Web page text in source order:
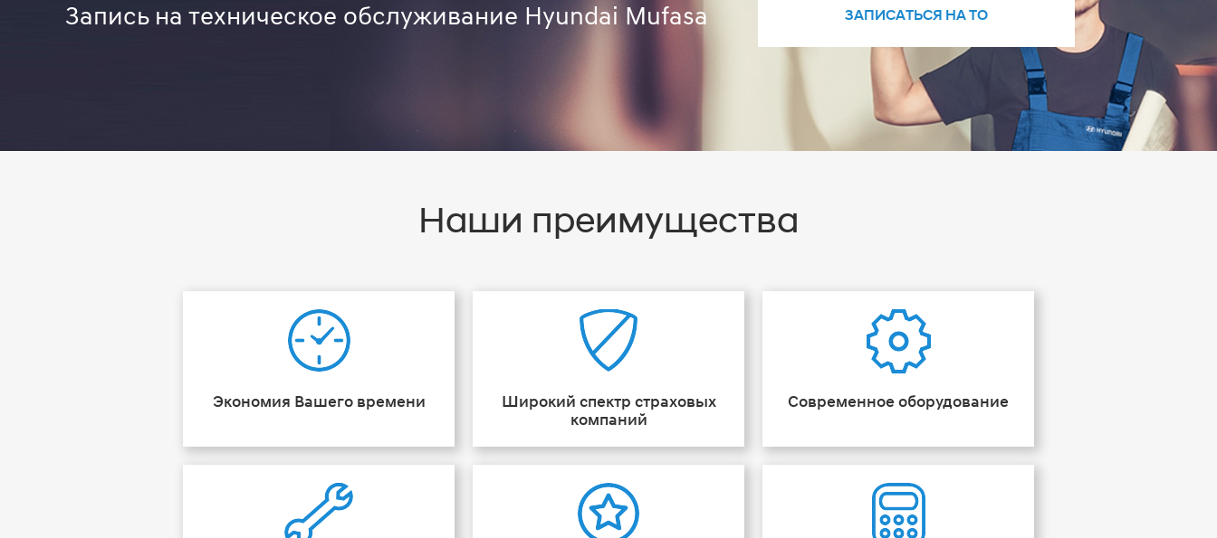
Запись на техническое обслуживание Hyundai Mufasa ЗАПИСАТЬСЯ НА ТО
Наши преимущества
Экономия Вашего времени
Широкий спектр страховых
компаний
Современное оборудование